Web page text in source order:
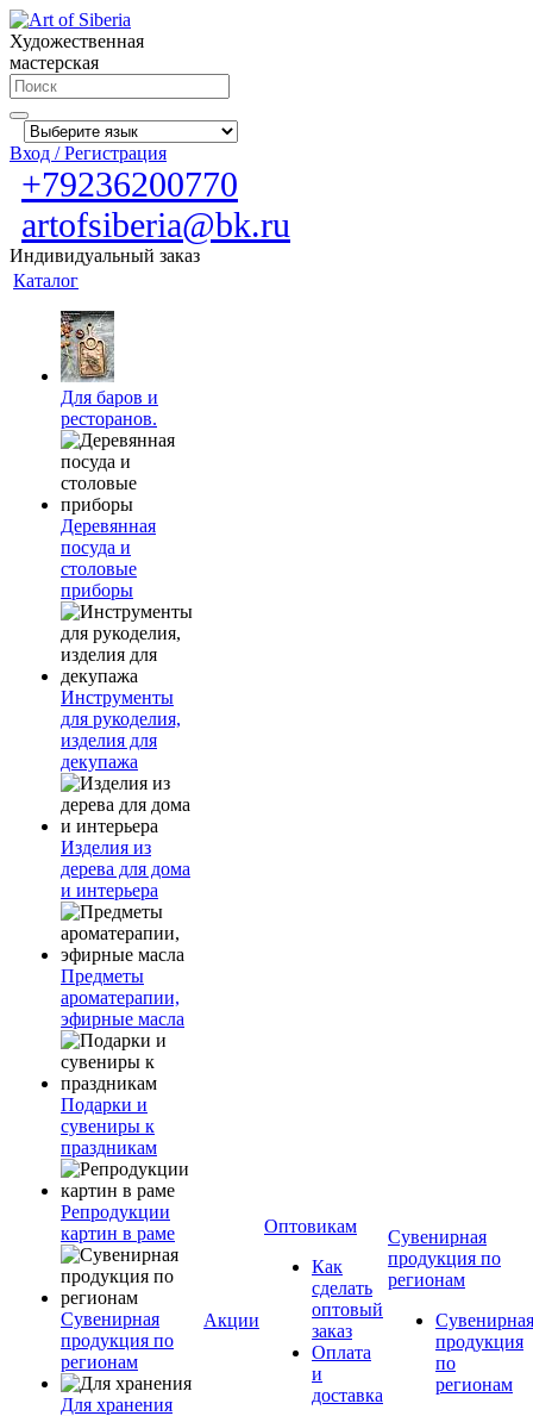
Художественная
мастерская
Вход / Регистрация
+79236200770
artofsiberia@bk.ru
Индивидуальный заказ
Каталог
Для баров и
ресторанов.
Деревянная
посуда и
столовые
приборы
Инструменты
для рукоделия,
изделия для
декупажа
Изделия из
дерева для дома
и интерьера
Предметы
ароматерапии,
эфирные масла
Подарки и
сувениры к
праздникам
Репродукции
картин в раме
Сувенирная
продукция по
регионам
Для хранения
Акции
Оптовикам
Как
сделать
оптовый
заказ
Оплата
и
доставка
Сувенирная
продукция по
регионам
Сувенирная
продукция
по
регионам